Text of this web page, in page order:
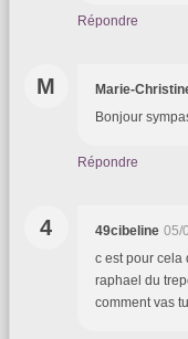
Répondre
M Marie-
Bonjour
Répondre
4 49cibeline 05/
c est pour cela
raphael du
comment vas